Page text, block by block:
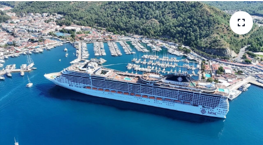
GÜNCEL
KÜLTÜR SANAT
MAGAZİN
POLİTİKA